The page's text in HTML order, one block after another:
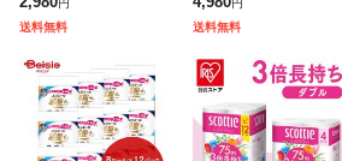
生紙トイレットロール
250m 4ロール×4個セッ
ト ト
送料無料
ートイレットペーパー
1.5倍巻き 34.5m 8R×
送料無料